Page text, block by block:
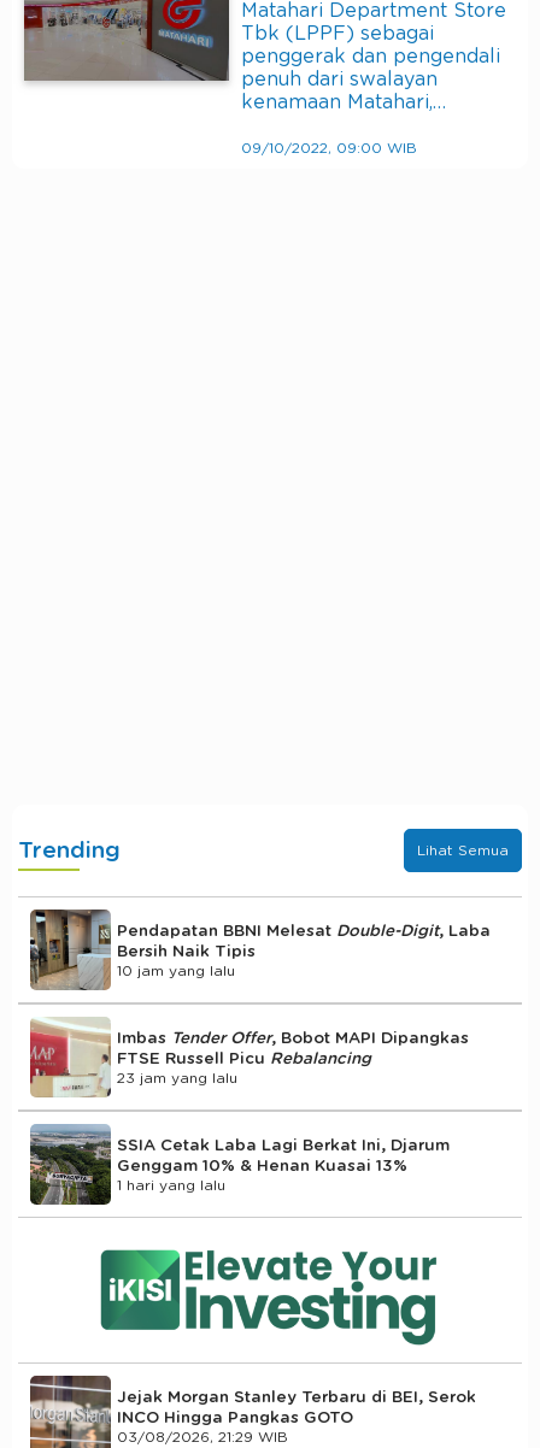
Matahari Department Store
Tbk (LPPF) sebagai
penggerak dan pengendali
penuh dari swalayan
kenamaan Matahari,…
09/10/2022, 09:00 WIB
Trending Lihat Semua
Pendapatan BBNI Melesat Double-Digit, Laba
Bersih Naik Tipis
10 jam yang lalu
Imbas Tender Offer, Bobot MAPI Dipangkas
FTSE Russell Picu Rebalancing
23 jam yang lalu
SSIA Cetak Laba Lagi Berkat Ini, Djarum
Genggam 10% & Henan Kuasai 13%
1 hari yang lalu
Jejak Morgan Stanley Terbaru di BEI, Serok
INCO Hingga Pangkas GOTO
03/08/2026, 21:29 WIB